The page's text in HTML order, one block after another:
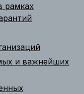
рамках
и важнейших